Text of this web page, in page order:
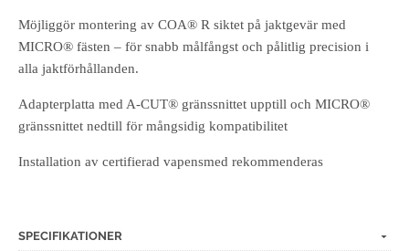
Möjliggör montering av COA® R siktet på jaktgevär med
MICRO® fästen – för snabb målfångst och pålitlig precision i
alla jaktförhållanden.
Adapterplatta med A-CUT® gränssnittet upptill och MICRO®
gränssnittet nedtill för mångsidig kompatibilitet
Installation av certifierad vapensmed rekommenderas
SPECIFIKATIONER